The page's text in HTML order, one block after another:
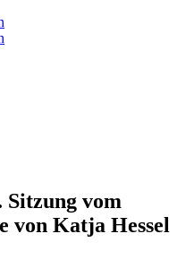
Sitzung vom
von Katja Hessel